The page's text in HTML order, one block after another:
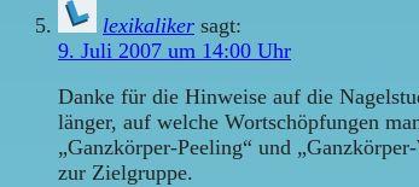
lexikaliker sagt:
9. Juli 2007 um 14:00 Uhr
Danke für die Hinweise auf die
länger, auf welche Wortschöpfungen
„Ganzkörper-Peeling“ und
zur Zielgruppe.